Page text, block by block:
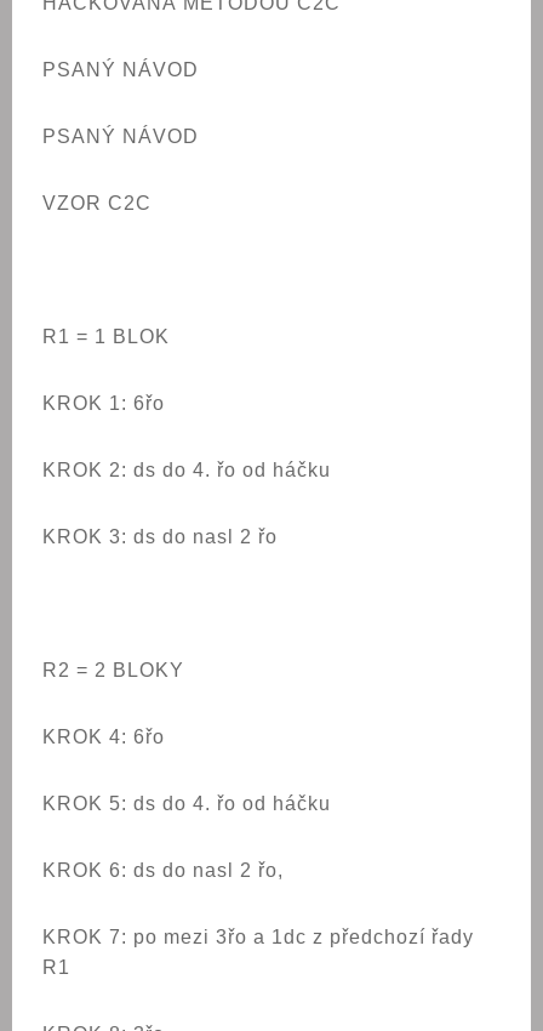
PSANÝ NÁVOD
PSANÝ NÁVOD
VZOR C2C
R1 = 1 BLOK
KROK 1: 6řo
KROK 2: ds do 4. řo od háčku
KROK 3: ds do nasl 2 řo
R2 = 2 BLOKY
KROK 4: 6řo
KROK 5: ds do 4. řo od háčku
KROK 6: ds do nasl 2 řo,
KROK 7: po mezi 3řo a 1dc z předchozí řady
R1